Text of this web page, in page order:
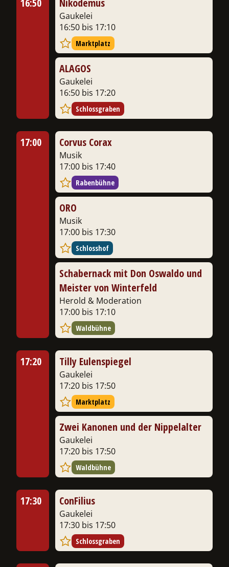
16:50 Nikodemus
Gaukelei
16:50 bis 17:10
Marktplatz
ALAGOS
Gaukelei
16:50 bis 17:20
Schlossgraben
17:00 Corvus Corax
Musik
17:00 bis 17:40
Rabenbühne
ORO
Musik
17:00 bis 17:30
Schlosshof
Schabernack mit Don Oswaldo und
Meister von Winterfeld
Herold & Moderation
17:00 bis 17:10
Waldbühne
17:20 Tilly Eulenspiegel
Gaukelei
17:20 bis 17:50
Marktplatz
Zwei Kanonen und der Nippelalter
Gaukelei
17:20 bis 17:50
Waldbühne
17:30 ConFilius
Gaukelei
17:30 bis 17:50
Schlossgraben